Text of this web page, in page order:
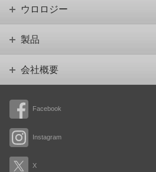
Facebook
Instagram
X
ウロロジー
製品
会社概要